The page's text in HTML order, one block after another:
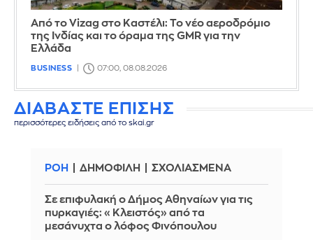
Από το Vizag στο Καστέλι: Το νέο αεροδρόμιο
της Ινδίας και το όραμα της GMR για την
Ελλάδα
BUSINESS 07:00, 08.08.2026
ΔΙΑΒΑΣΤΕ ΕΠΙΣΗΣ
περισσότερες ειδήσεις από το skai.gr
ΡΟΗ ΔΗΜΟΦΙΛΗ ΣΧΟΛΙΑΣΜΕΝΑ
Σε επιφυλακή ο Δήμος Αθηναίων για τις
πυρκαγιές: «Κλειστός» από τα
μεσάνυχτα ο λόφος Φινόπουλου